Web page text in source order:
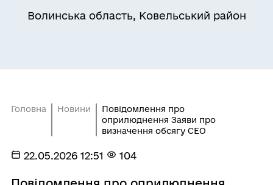
Волинська область, Ковельський район
Головна Новини
Повідомлення про
оприлюднення Заяви про
визначення обсягу СЕО
22.05.2026 12:51 104